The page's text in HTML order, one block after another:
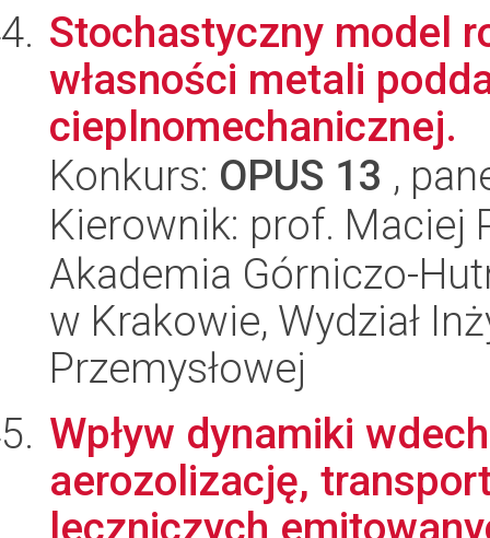
Stochastyczny model
własności metali
cieplnomechanicznej.
Konkurs: OPUS 13 ,
Kierownik: prof. Maciej
Akademia Górniczo-
w Krakowie, Wydział
Przemysłowej
Wpływ dynamiki
aerozolizację,
leczniczych